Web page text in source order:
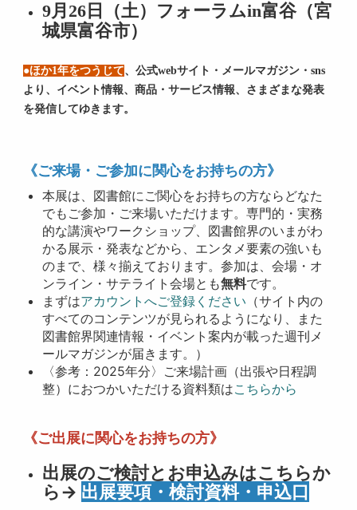
9月 26 日（土）フォーラムin富谷（宮
城県富谷市）
●ほか1年をつうじて、公式webサイト・メールマガジン・sns
より、イベント情報、商品・サービス情報、さまざまな発表
を発信してゆきます。
《ご来場・ご参加に関心をお持ちの方》
本展は、図書館にご関心をお持ちの方ならどなた
でもご参加・ご来場いただけます。専門的・実務
的な講演やワークショップ、図書館界のいまがわ
かる展示・発表などから、エンタメ要素の強いも
のまで、様々揃えております。参加は、会場・オ
ンライン・サテライト会場とも無料です。
まずはアカウントへご登録ください （サイト内の
すべてのコンテンツが見られるようになり、また
図書館界関連情報・イベント案内が載った週刊メ
ールマガジンが届きます。）
〈参考：2025年分〉ご来場計画（出張や日程調
整）におつかいただける資料類はこちらから
《ご出展に関心をお持ちの方》
出展のご検討とお申込みはこちらか
ら→ 出展要項・検討資料・申込口